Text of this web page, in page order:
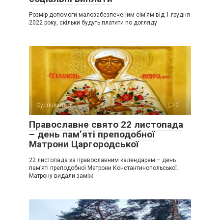
проблемами, допомагає святитель Святий Спиридон .
Протягом всієї своєї земного життя він зробив величезну
кількість чудес. Чудеса ці тривають і нині.
Розмір допомоги малозабезпеченим сім’ям від 1 грудня
2022 року, скільки будуть платити по догляду
Суспільство 0
Православне свято 22 листопада
– день пам’яті преподобної
Матрони Царгородської
22 листопада за православним календарем – день
пам’яті преподобної Матрони Константинопольської.
Матрону видали заміж